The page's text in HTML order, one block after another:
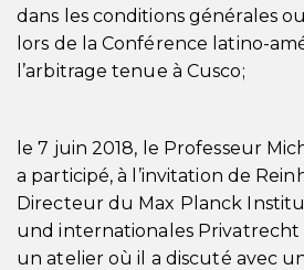
dans les conditions générales
lors de la Conférence latino-
l’arbitrage tenue à Cusco;
le 7 juin 2018, le Professeur
a participé, à l’invitation de
Directeur du Max Planck
und internationales Privatrecht
un atelier où il a discuté avec